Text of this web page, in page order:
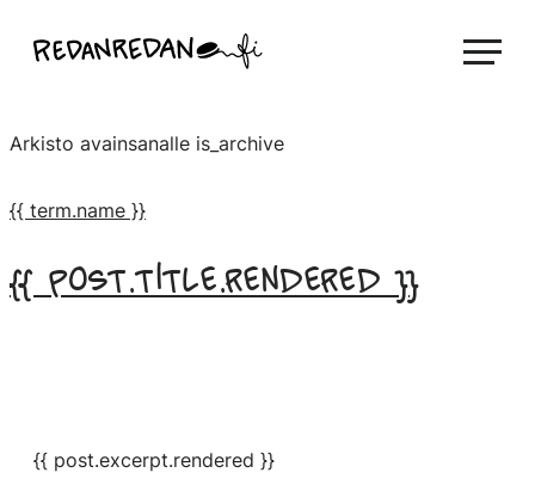
suoraan
Linda Saukko-Rauta, Redanredan Oy
piirrosvideoita
Arkisto avainsanalle is_archive
{{ term.name }}
{{ post.title.rendered }}
{{ post.excerpt.rendered }}